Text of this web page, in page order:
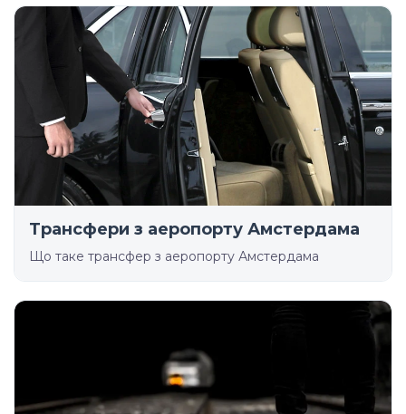
Трансфери з аеропорту Амстердама
Що таке трансфер з аеропорту Амстердама